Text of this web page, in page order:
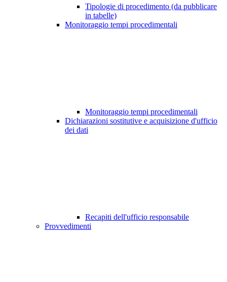
Tipologie di procedimento (da pubblicare
in tabelle)
Monitoraggio tempi procedimentali
Monitoraggio tempi procedimentali
Dichiarazioni sostitutive e acquisizione d'ufficio
dei dati
Recapiti dell'ufficio responsabile
Provvedimenti